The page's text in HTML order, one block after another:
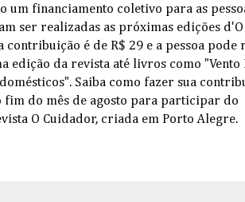
um financiamento coletivo para as
ser realizadas as próximas edições d'O
é de R$ 29 e a pessoa pode
edição da revista até livros como "Vento
Saiba como fazer sua
fim do mês de agosto para participar do
O Cuidador, criada em Porto Alegre.